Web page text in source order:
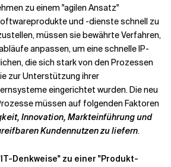
zu einem "agilen Ansatz"
und -dienste schnell zu
müssen sie bewährte Verfahren,
anpassen, um eine schnelle IP-
die sich stark von den Prozessen
zur Unterstützung ihrer
eingerichtet wurden. Die neu
müssen auf folgenden Faktoren
Innovation, Markteinführung und
Kundennutzen zu liefern.
Denkweise" zu einer "Produkt-